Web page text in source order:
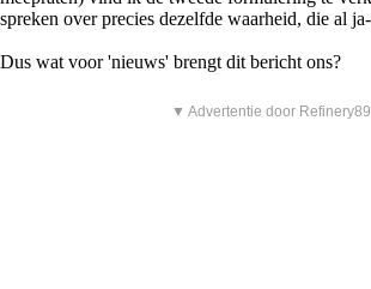
spreken over precies dezelfde waarheid, die al
Dus wat voor 'nieuws' brengt dit bericht ons?
▼ Advertentie door Refinery89